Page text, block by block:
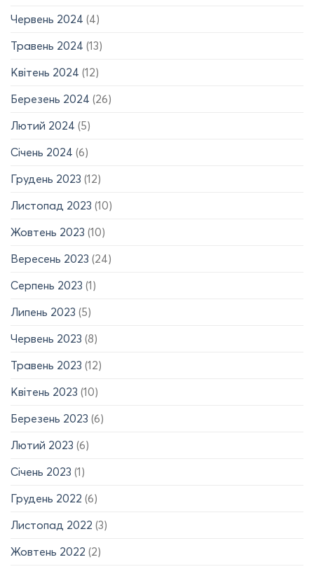
Червень 2024 (4)
Травень 2024 (13)
Квітень 2024 (12)
Березень 2024 (26)
Лютий 2024 (5)
Січень 2024 (6)
Грудень 2023 (12)
Листопад 2023 (10)
Жовтень 2023 (10)
Вересень 2023 (24)
Серпень 2023 (1)
Липень 2023 (5)
Червень 2023 (8)
Травень 2023 (12)
Квітень 2023 (10)
Березень 2023 (6)
Лютий 2023 (6)
Січень 2023 (1)
Грудень 2022 (6)
Листопад 2022 (3)
Жовтень 2022 (2)